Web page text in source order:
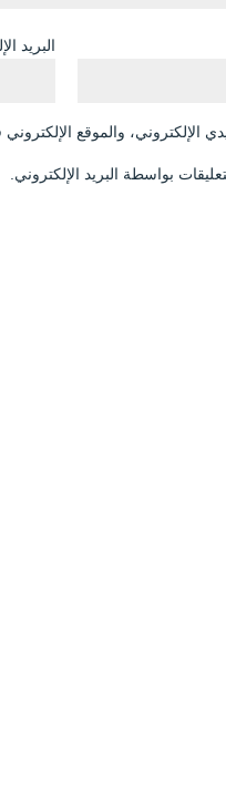
البريد
الإلكتروني، والموقع
بواسطة البريد الإلكتروني.